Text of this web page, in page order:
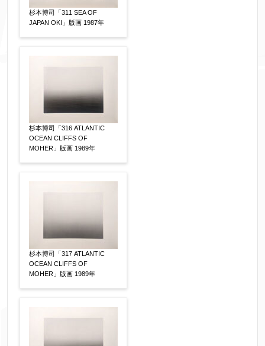
添付画像 【任意】
※添付画像は5MBまでのjpg、gif、pig、pdf形式
にてお送りください。
※追加や複数点ある場合はフォーム送信後に送ら
れてくる送信確認メール記載のアドレスからもお
送り頂けます。
お名前 【必須】
杉本博司「311 SEA OF
JAPAN OKI」版画 1987年
杉本博司「316 ATLANTIC
OCEAN CLIFFS OF
MOHER」版画 1989年
杉本博司「317 ATLANTIC
OCEAN CLIFFS OF
MOHER」版画 1989年